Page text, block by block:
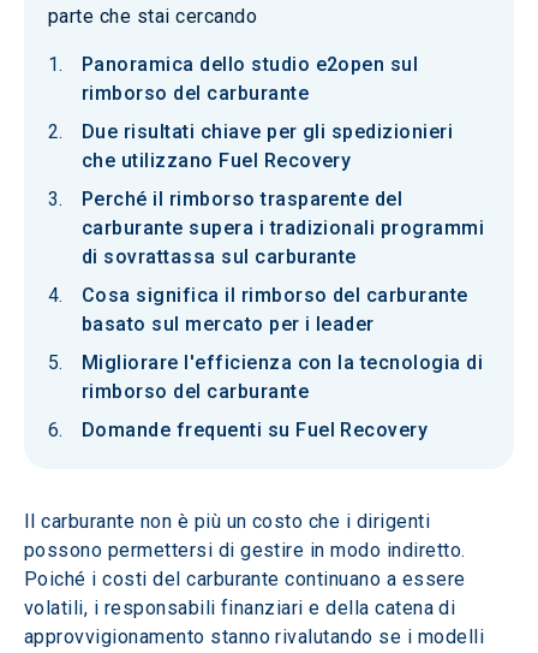
parte che stai cercando
Panoramica dello studio e2open sul
rimborso del carburante
Due risultati chiave per gli spedizionieri
che utilizzano Fuel Recovery
Perché il rimborso trasparente del
carburante supera i tradizionali programmi
di sovrattassa sul carburante
Cosa significa il rimborso del carburante
basato sul mercato per i leader
Migliorare l'efficienza con la tecnologia di
rimborso del carburante
Domande frequenti su Fuel Recovery
Il carburante non è più un costo che i dirigenti
possono permettersi di gestire in modo indiretto.
Poiché i costi del carburante continuano a essere
volatili, i responsabili finanziari e della catena di
approvvigionamento stanno rivalutando se i modelli